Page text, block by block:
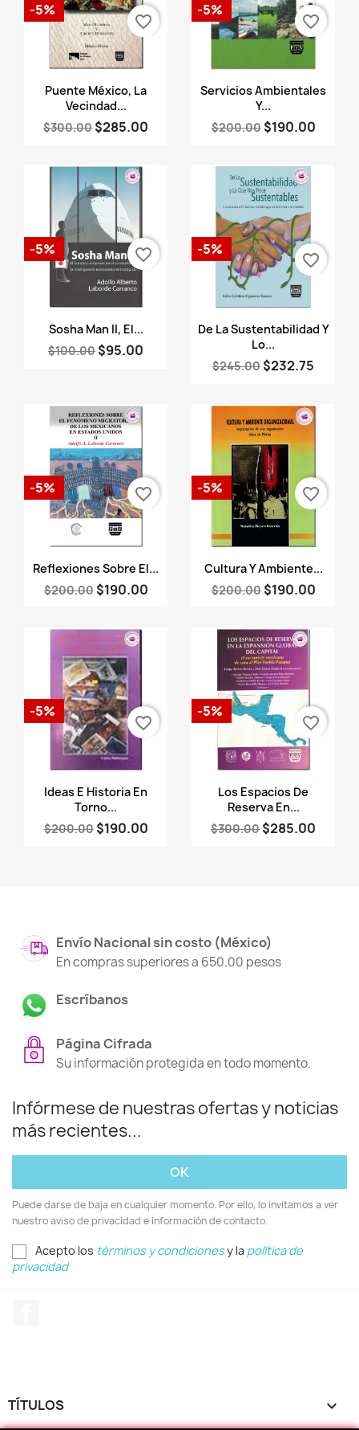
Vista rápida
Puente México, La
Vecindad...
$300.00 $285.00
-5%
favorite_border
Vista rápida
Servicios Ambientales
Y...
$200.00 $190.00
-5%
favorite_border
Vista rápida
Sosha Man II, El...
$100.00 $95.00
-5% favorite_border
Vista rápida
De La Sustentabilidad Y
Lo...
$245.00 $232.75
-5%
favorite_border
Vista rápida
Reflexiones Sobre El...
$200.00 $190.00
-5% favorite_border
Vista rápida
Cultura Y Ambiente...
$200.00 $190.00
-5% favorite_border
Vista rápida
Ideas E Historia En
Torno...
$200.00 $190.00
-5%
favorite_border
Vista rápida
Los Espacios De
Reserva En...
$300.00 $285.00
-5%
favorite_border
Envío Nacional sin costo (México)
En compras superiores a 650.00 pesos
Escríbanos
Página Cifrada
Su información protegida en todo momento.
Infórmese de nuestras ofertas y noticias
más recientes...
Puede darse de baja en cualquier momento. Por ello, lo invitamos a ver
nuestro aviso de privacidad e información de contacto.
Acepto los términos y condicionesy la política de
privacidad
TÍTULOS 